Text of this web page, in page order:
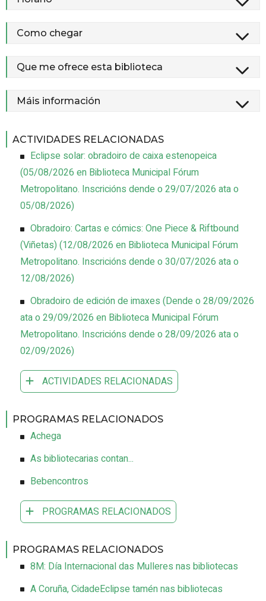
Como chegar
Que me ofrece esta biblioteca
Máis información
ACTIVIDADES RELACIONADAS
Eclipse solar: obradoiro de caixa estenopeica
(05/08/2026 en Biblioteca Municipal Fórum
Metropolitano. Inscricións dende o 29/07/2026 ata o
05/08/2026)
Obradoiro: Cartas e cómics: One Piece & Riftbound
(Viñetas) (12/08/2026 en Biblioteca Municipal Fórum
Metropolitano. Inscricións dende o 30/07/2026 ata o
12/08/2026)
Obradoiro de edición de imaxes (Dende o 28/09/2026
ata o 29/09/2026 en Biblioteca Municipal Fórum
Metropolitano. Inscricións dende o 28/09/2026 ata o
02/09/2026)
ACTIVIDADES RELACIONADAS
PROGRAMAS RELACIONADOS
Achega
As bibliotecarias contan...
Bebencontros
PROGRAMAS RELACIONADOS
PROGRAMAS RELACIONADOS
8M: Día Internacional das Mulleres nas bibliotecas
A Coruña, CidadeEclipse tamén nas bibliotecas